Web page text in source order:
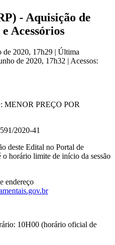
- Aquisição de
Acessórios
de 2020, 17h29 | Última
de 2020, 17h32 | Acessos:
PREÇO POR
2020-41
deste Edital no Portal de
horário limite de início da sessão
endereço
br
10H00 (horário oficial de